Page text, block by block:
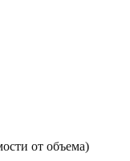
от объема)